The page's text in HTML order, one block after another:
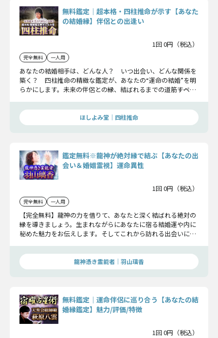
無料鑑定｜超本格・四柱推命が示す【あなた
の結婚縁】伴侶との出逢い
1回 0円（税込）
完全無料 一人用
あなたの結婚相手は、どんな人？ いつ出会い、どんな関係を
築く？ 四柱推命の精緻な鑑定が、あなたの“運命の結婚”を明
らかにします。未来の伴侶との縁、結ばれるまでの道筋――すべて
ほしよみ堂｜四柱推命
鑑定無料※龍神が絶対縁で結ぶ【あなたの出
会い＆婚姻霊視】運命異性
1回 0円（税込）
完全無料 一人用
【完全無料】龍神の力を借りて、あなたと深く結ばれる絶対の
縁を導きましょう。生まれながらにあなたに宿る結婚運や内に
秘めた魅力をお伝えします。そしてこれから訪れる出会いにつ
龍神憑き霊能者｜羽山璃香
無料鑑定｜運命伴侶に巡り合う【あなたの結
婚縁鑑定】魅力/評価/特徴
1回 0円（税込）